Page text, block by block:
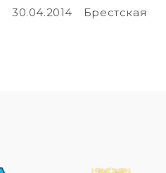
30.04.2014 Брестская